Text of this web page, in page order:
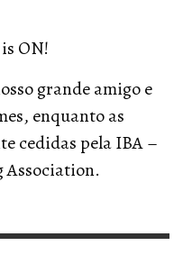
ON!
grande amigo e
enquanto as
cedidas pela IBA –